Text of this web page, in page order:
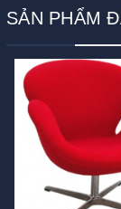
SẢN PHẨM